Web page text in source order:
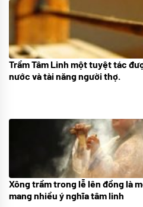
09/06/2024
Trầm Tâm Linh một tuyệt tác
nước và tài năng người thợ.
21/07/2024
Xông trầm trong lễ lên đồng là
mang nhiều ý nghĩa tâm linh